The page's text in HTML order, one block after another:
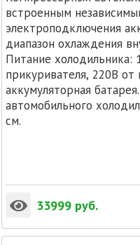
встроенным
электроподключения
диапазон охлаждения
Питание холодильника:
прикуривателя, 220В
аккумуляторная
автомобильного
см.
33999 руб.